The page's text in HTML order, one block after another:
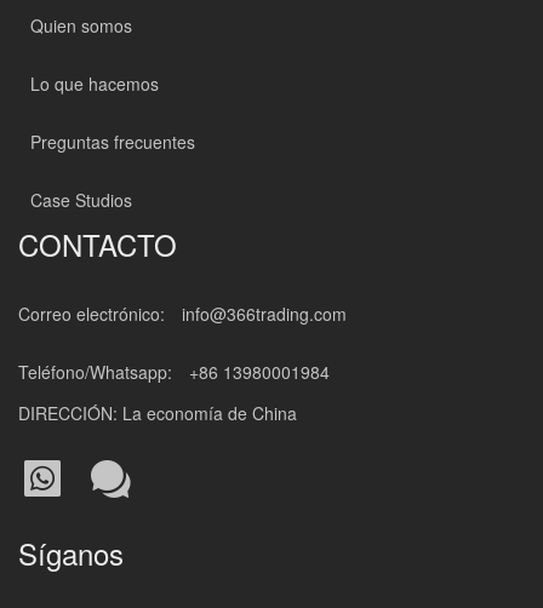
Quien somos
Lo que hacemos
Preguntas frecuentes
Case Studios
CONTACTO
Correo electrónico: info@366trading.com
Teléfono/Whatsapp:
+86 13980001984
DIRECCIÓN: La economía de China
Síganos